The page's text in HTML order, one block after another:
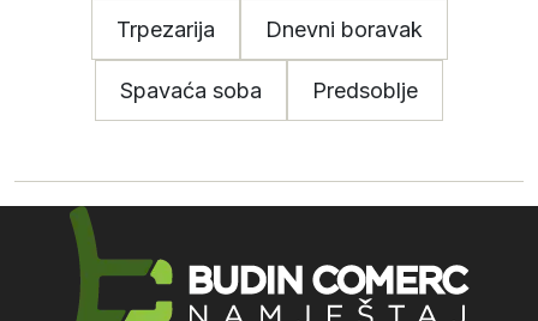
Trpezarija Dnevni boravak
Spavaća soba Predsoblje